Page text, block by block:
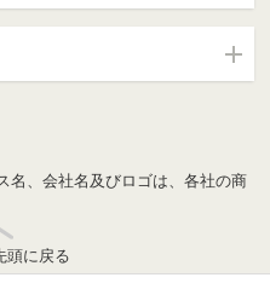
名、会社名及びロゴは、各社の商
頭に戻る